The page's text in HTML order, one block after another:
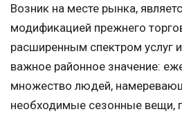
Возник на месте рынка,
модификацией прежнего
расширенным спектром услуг
важное районное значение:
множество людей,
необходимые сезонные вещи,